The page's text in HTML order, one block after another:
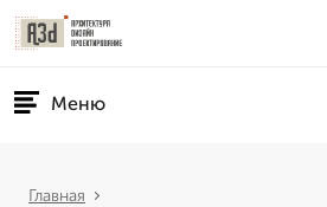
Меню
Главная